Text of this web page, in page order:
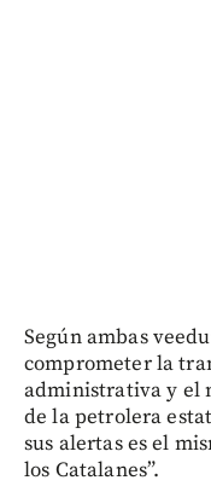
Según ambas
comprometer la
administrativa y el
de la petrolera
sus alertas es el
los Catalanes”.